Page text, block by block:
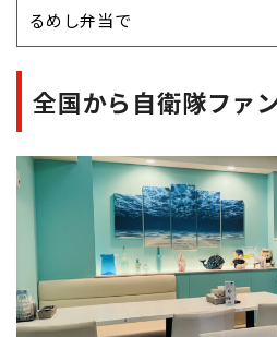
るめし弁当で
全国から自衛隊ファ